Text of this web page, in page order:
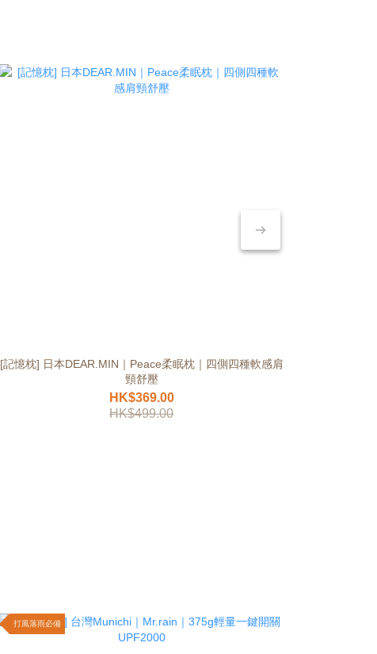
[記憶枕] 日本DEAR.MIN｜Peace柔眠枕｜四側四種軟感肩
頸舒壓
HK$369.00
HK$499.00
打風落雨必備